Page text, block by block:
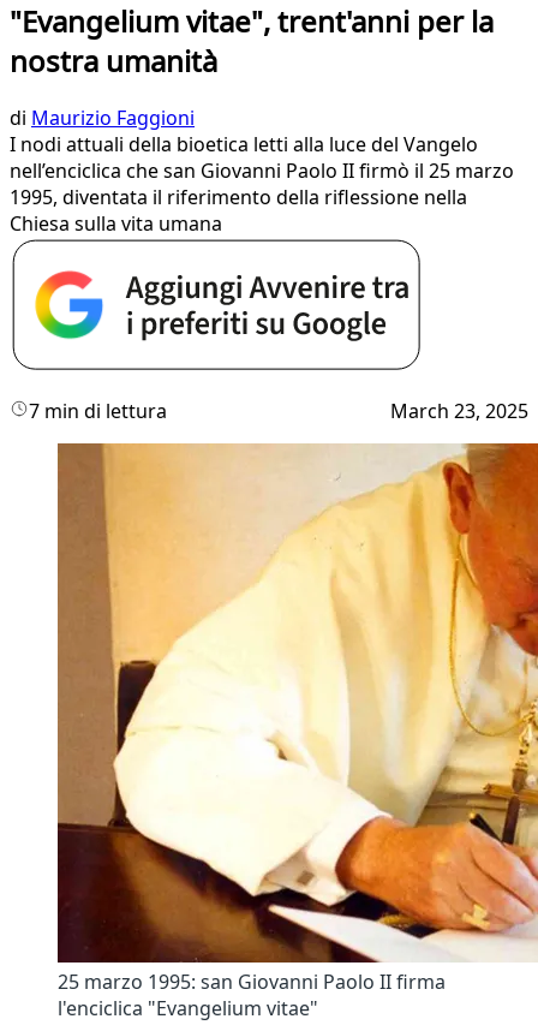
"Evangelium vitae", trent'anni per la
nostra umanità
di Maurizio Faggioni
I nodi attuali della bioetica letti alla luce del Vangelo
nell’enciclica che san Giovanni Paolo II firmò il 25 marzo
1995, diventata il riferimento della riflessione nella
Chiesa sulla vita umana
7 min di lettura March 23, 2025
25 marzo 1995: san Giovanni Paolo II firma
l'enciclica "Evangelium vitae"